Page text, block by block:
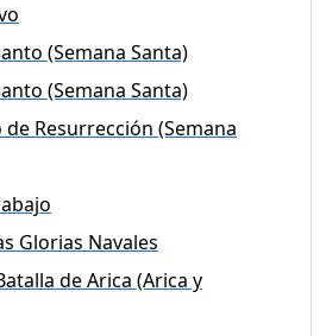
(Semana Santa)
(Semana Santa)
Resurrección (Semana
Glorias Navales
de Arica (Arica y